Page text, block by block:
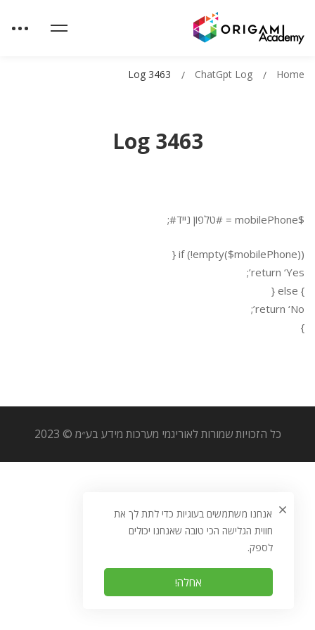
Log 3463
Home
ChatGpt Log
Log 3463
$mobilePhone = #טלפון נייד#;
if (!empty($mobilePhone)) {
return ‘Yes’;
} else {
return ‘No’;
}
כל הזכויות שמורות לאוריגמי מערכות מידע בע״מ © 2023
אנחנו משתמשים בעוגיות כדי לתת לך את
חווית הגלישה הכי טובה שאנחנו יכולים
לספק.
אחלה!